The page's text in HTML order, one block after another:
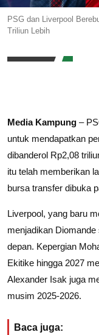
PSG dan Liverpool
Triliun Lebih
Media Kampung –
untuk mendapatkan
dibanderol Rp2,08
itu telah memberikan
bursa transfer dibuka
Liverpool, yang baru
menjadikan
depan. Kepergian
Ekitike hingga 2027
Alexander Isak juga
musim 2025-2026.
Baca juga: